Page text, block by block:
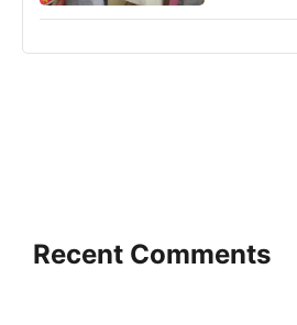
Recent Comments